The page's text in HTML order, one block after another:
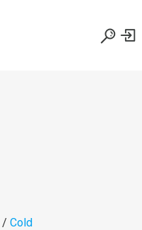
/ Cold